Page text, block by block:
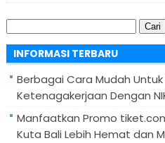
untuk:
INFORMASI TERBARU
Berbagai Cara Mudah
Ketenagakerjaan Dengan
Manfaatkan Promo
Kuta Bali Lebih Hemat dan